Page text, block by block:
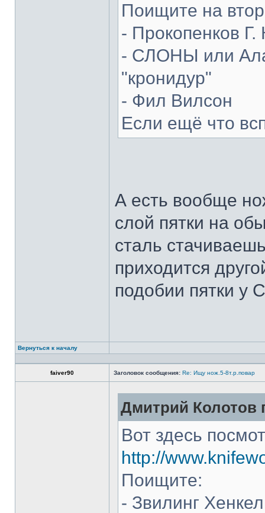
Поищите на
- Прокопенков Г.
- СЛОНЫ или
"кронидур"
- Фил Вилсон
Если ещё что
А есть вообще
слой пятки на
сталь
приходится
подобии пятки у
Вернуться к началу
faiver90 Заголовок сообщения: Re: Ищу нож.5-8т.р.повар
Дмитрий Колотов
Вот здесь
http://
Поищите:
- Звилинг